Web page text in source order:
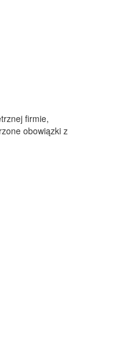
firmie,
obowiązki z